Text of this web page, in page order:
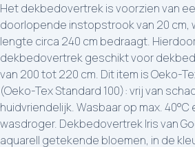
Het dekbedovertrek is voorzien van
doorlopende instopstrook van 20 cm,
lengte circa 240 cm bedraagt.
dekbedovertrek geschikt voor
van 200 tot 220 cm. Dit item is Oeko-
(Oeko-Tex Standard 100): vrij van
huidvriendelijk. Wasbaar op max.
wasdroger. Dekbedovertrek Iris van
aquarell getekende bloemen, in de